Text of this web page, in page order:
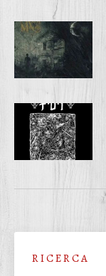
R I C E R C A